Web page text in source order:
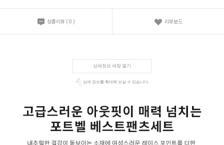
상품리뷰 ( 0 ) 리뷰보드
상세정보 새창 열기
상세 정보를 확대해 보실 수 있습니다.